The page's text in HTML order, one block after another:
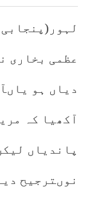
عظمی بخاری
دیاں ہو
آکھیا کہ
پاندیاں
نوںترجیح